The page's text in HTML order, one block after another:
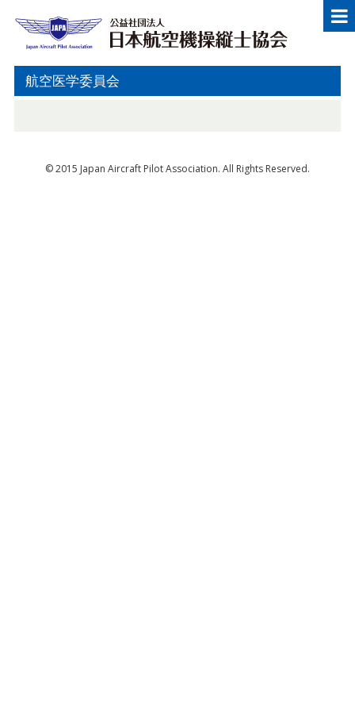
Japan Aircraft Pilot Association 公
航空医学委員会
© 2015 Japan Aircraft Pilot Association. All Rights Reserved.